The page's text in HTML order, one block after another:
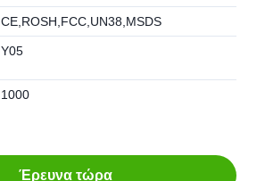
CE,ROSH,FCC,UN38,MSDS
Υ05
1000
Έρευνα τώρα